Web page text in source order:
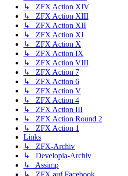
↳ ZFX Action XIV
↳ ZFX Action XIII
↳ ZFX Action XII
↳ ZFX Action XI
↳ ZFX Action X
↳ ZFX Action IX
↳ ZFX Action VIII
↳ ZFX Action 7
↳ ZFX Action 6
↳ ZFX Action V
↳ ZFX Action 4
↳ ZFX Action III
↳ ZFX Action Round 2
↳ ZFX Action 1
Links
↳ ZFX-Archiv
↳ Developia-Archiv
↳ Assimp